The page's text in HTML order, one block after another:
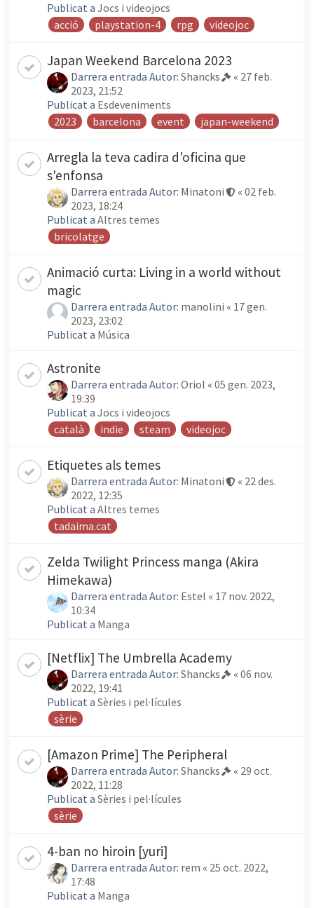
Publicat a Jocs i videojocs
acció
playstation-4 rpg videojoc
Japan Weekend Barcelona 2023
Darrera entrada Autor: Shancks « 27 feb.
2023, 21:52
Publicat a Esdeveniments
2023
barcelona event japan-weekend
Arregla la teva cadira d'oficina que
s'enfonsa
Darrera entrada Autor: Minatoni « 02 feb.
2023, 18:24
Publicat a Altres temes
bricolatge
Animació curta: Living in a world without
magic
Darrera entrada Autor: manolini « 17 gen.
2023, 23:02
Publicat a Música
Astronite
Darrera entrada Autor: Oriol « 05 gen. 2023,
19:39
Publicat a Jocs i videojocs
català
indie steam videojoc
Etiquetes als temes
Darrera entrada Autor: Minatoni « 22 des.
2022, 12:35
Publicat a Altres temes
tadaima.cat
Zelda Twilight Princess manga (Akira
Himekawa)
Darrera entrada Autor: Estel « 17 nov. 2022,
10:34
Publicat a Manga
[Netflix] The Umbrella Academy
Darrera entrada Autor: Shancks « 06 nov.
2022, 19:41
Publicat a Sèries i pel·lícules
sèrie
[Amazon Prime] The Peripheral
Darrera entrada Autor: Shancks « 29 oct.
2022, 11:28
Publicat a Sèries i pel·lícules
sèrie
4-ban no hiroin [yuri]
Darrera entrada Autor: rem « 25 oct. 2022,
17:48
Publicat a Manga